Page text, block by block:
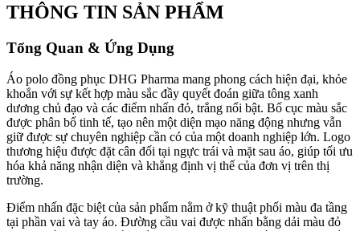
THÔNG TIN SẢN PHẨM
Tổng Quan & Ứng Dụng
Áo polo đồng phục DHG Pharma mang phong cách hiện đại, khỏe
khoắn với sự kết hợp màu sắc đầy quyết đoán giữa tông xanh
dương chủ đạo và các điểm nhấn đỏ, trắng nổi bật. Bố cục màu sắc
được phân bổ tinh tế, tạo nên một diện mạo năng động nhưng vẫn
giữ được sự chuyên nghiệp cần có của một doanh nghiệp lớn. Logo
thương hiệu được đặt cân đối tại ngực trái và mặt sau áo, giúp tối ưu
hóa khả năng nhận diện và khẳng định vị thế của đơn vị trên thị
trường.
Điểm nhấn đặc biệt của sản phẩm nằm ở kỹ thuật phối màu đa tầng
tại phần vai và tay áo. Đường cầu vai được nhấn bằng dải màu đỏ